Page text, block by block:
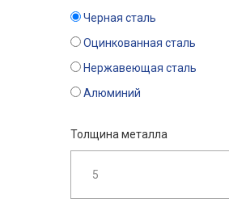
Черная сталь
Оцинкованная сталь
Нержавеющая сталь
Алюминий
Толщина металла